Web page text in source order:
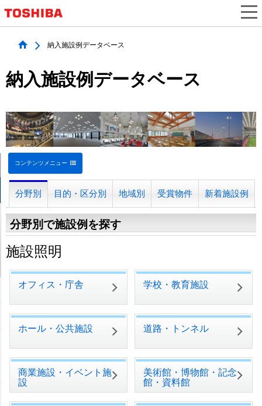
納入施設例データベース
納入施設例データベース
コンテンツメニュー
分野別 目的・区分別 地域別 受賞物件 新着施設例
分野別で施設例を探す
施設照明
オフィス・庁舎 学校・教育施設
ホール・公共施設 道路・トンネル
商業施設・イベント施
設
美術館・博物館・記念
館・資料館